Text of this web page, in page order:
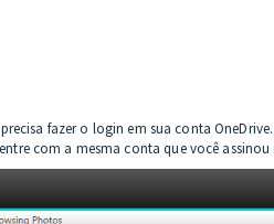
fazer o login em sua conta
com a mesma conta que você